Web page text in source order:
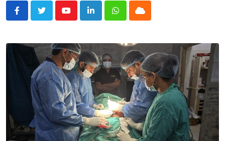
YoutubeLinkedInWhatsappCloud